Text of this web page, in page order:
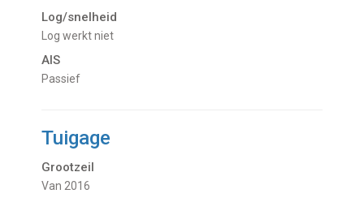
Log/snelheid
Log werkt niet
AIS
passief
Tuigage
Grootzeil
van 2016